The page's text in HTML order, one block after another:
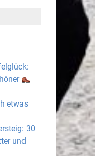
etwas
30
und